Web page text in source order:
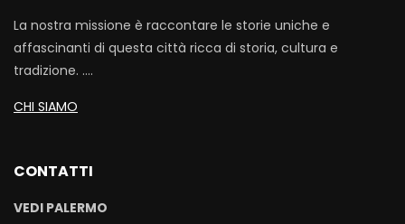
La nostra missione è raccontare le storie uniche e
affascinanti di questa città ricca di storia, cultura e
tradizione. ….
CHI SIAMO
CONTATTI
VEDI PALERMO